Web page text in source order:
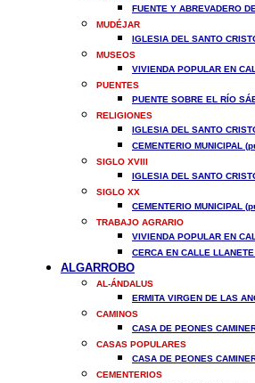
FUENTE Y ABREVADERO
MUDÉJAR
IGLESIA DEL SANTO
MUSEOS
VIVIENDA POPULAR EN
PUENTES
PUENTE SOBRE EL RÍO
RELIGIONES
IGLESIA DEL SANTO
CEMENTERIO MUNICIPAL
SIGLO XVIII
IGLESIA DEL SANTO
SIGLO XX
CEMENTERIO MUNICIPAL
TRABAJO AGRARIO
VIVIENDA POPULAR EN
CERCA EN CALLE
ALGARROBO
AL-ÁNDALUS
ERMITA VIRGEN DE LAS
CAMINOS
CASA DE PEONES
CASAS POPULARES
CASA DE PEONES
CEMENTERIOS